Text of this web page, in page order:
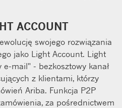
ACCOUNT
swojego rozwiązania
jako Light Account. Light
mail" - bezkosztowy kanał
z klientami, którzy
Ariba. Funkcja P2P
za pośrednictwem